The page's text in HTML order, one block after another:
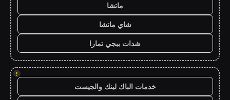
ماتشا
شاي ماتشا
شدات ببجي تمارا
!
خدمات الباك لينك والجيست